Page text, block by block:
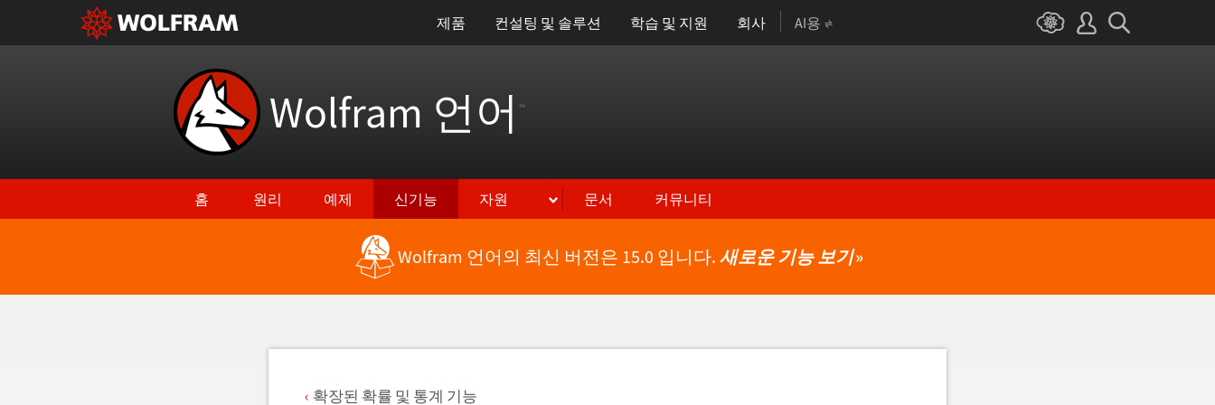
제품 컨설팅 및 솔루션 학습 및 지원 회사 AI용
Wolfram 언어 ™
홈 원리 예제 신기능 자원 문서 커뮤니티
Wolfram 언어의 최신 버전은 15.0 입니다. 새로운 기능 보기»
확장된 확률 및 통계 기능